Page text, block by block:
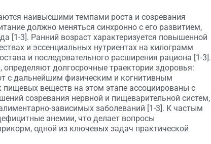
наивысшими темпами роста и созревания
должно меняться синхронно с его развитием,
[1-3]. Ранний возраст характеризуется повышенной
и эссенциальных нутриентах на килограмм
и последовательного расширения рациона [1-3].
долгосрочные траектории здоровья:
с дальнейшим физическим и когнитивным
пищевых веществ на этом этапе ассоциированы с
созревания нервной и пищеварительной систем,
зависимых заболеваний [1-3]. К частым
анемии, что делает вопросы
одной из ключевых задач практической